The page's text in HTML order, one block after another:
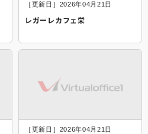
［更新日］2026年04月21日
レガーレカフェ栄
［更新日］2026年04月21日